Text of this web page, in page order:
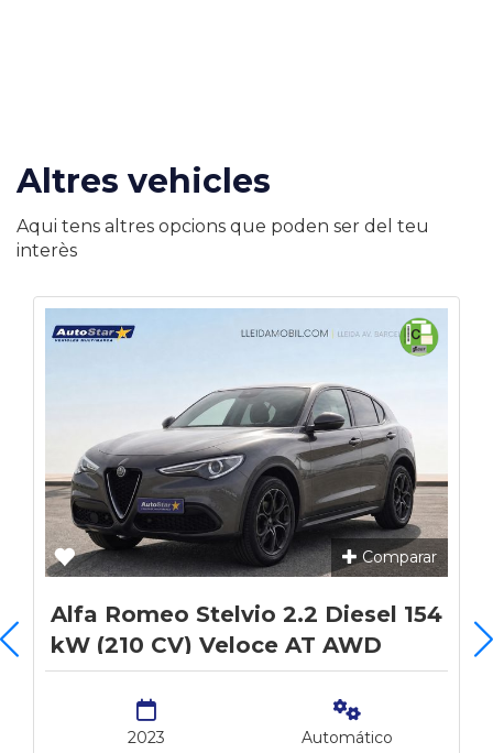
Altres vehicles
Aqui tens altres opcions que poden ser del teu
interès
Comparar
Alfa Romeo Stelvio 2.2 Diesel 154
kW (210 CV) Veloce AT AWD
2023 Automático